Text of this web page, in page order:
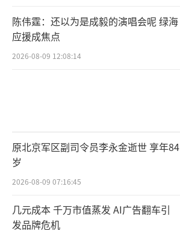
陈伟霆：还以为是成毅的演唱会呢 绿海
应援成焦点
2026-08-09 12:08:14
原北京军区副司令员李永金逝世 享年84
岁
2026-08-09 07:16:45
几元成本 千万市值蒸发 AI广告翻车引
发品牌危机